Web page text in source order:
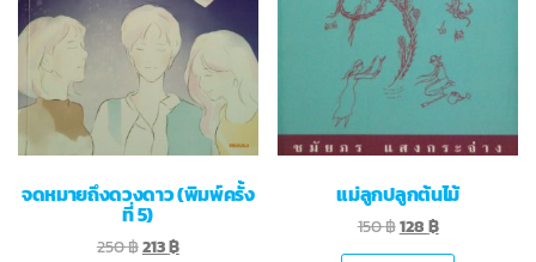
จดหมายถึงดวงดาว (พิมพ์ครั้ง
ที่ 5)
250฿213฿
แม่ลูกปลูกต้นไม้
150฿128 ฿